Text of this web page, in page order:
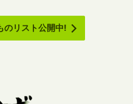
のリスト公開中!